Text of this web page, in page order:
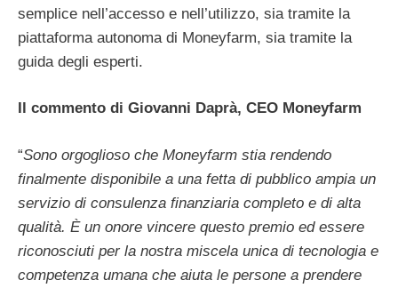
semplice nell’accesso e nell’utilizzo, sia tramite la
piattaforma autonoma di Moneyfarm, sia tramite la
guida degli esperti.
Il commento di Giovanni Daprà, CEO Moneyfarm
“Sono orgoglioso che Moneyfarm stia rendendo
finalmente disponibile a una fetta di pubblico ampia un
servizio di consulenza finanziaria completo e di alta
qualità. È un onore vincere questo premio ed essere
riconosciuti per la nostra miscela unica di tecnologia e
competenza umana che aiuta le persone a prendere